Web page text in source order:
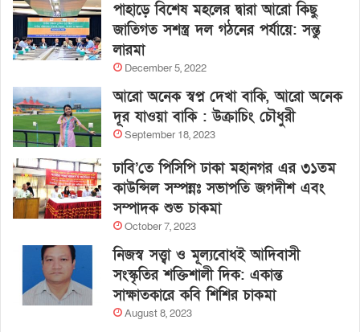
পাহাড়ে বিশেষ মহলের দ্বারা আরো কিছু
জাতিগত সশস্ত্র দল গঠনের পর্যায়ে: সন্তু
লারমা
December 5, 2022
আরো অনেক স্বপ্ন দেখা বাকি, আরো অনেক
দূর যাওয়া বাকি : উক্রাচিং চৌধুরী
September 18, 2023
ঢাবি’তে পিসিপি ঢাকা মহানগর এর ৩১তম
কাউন্সিল সম্পন্নঃ সভাপতি জগদীশ এবং
সম্পাদক শুভ চাকমা
October 7, 2023
নিজস্ব সত্ত্বা ও মূল্যবোধই আদিবাসী
সংস্কৃতির শক্তিশালী দিক: একান্ত
সাক্ষাতকারে কবি শিশির চাকমা
August 8, 2023